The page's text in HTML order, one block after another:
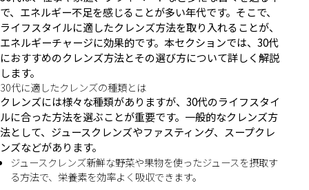
で、エネルギー不足を感じることが多い年代です。そこで、
ライフスタイルに適したクレンズ方法を取り入れることが、
エネルギーチャージに効果的です。本セクションでは、30代
におすすめのクレンズ方法とその選び方について詳しく解説
します。
30代に適したクレンズの種類とは
クレンズには様々な種類がありますが、30代のライフスタイ
ルに合った方法を選ぶことが重要です。一般的なクレンズ方
法として、ジュースクレンズやファスティング、スープクレ
ンズなどがあります。
ジュースクレンズ新鮮な野菜や果物を使ったジュースを摂取す
る方法で、栄養素を効率よく吸収できます。